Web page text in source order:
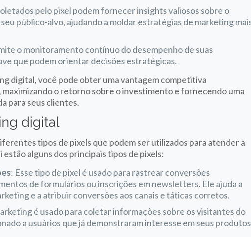
pelo pixel podem fornecer insights valiosos sobre o
público-alvo, ajudando a moldar estratégias de marketing
o monitoramento contínuo do desempenho de suas
que podem orientar decisões estratégicas.
digital, você pode obter uma vantagem competitiva
o retorno sobre o investimento e fornecendo uma
para seus clientes.
digital
tipos de pixels que podem ser utilizados para atender a
alguns dos principais tipos de pixels:
: Esse tipo de pixel é usado para rastrear conversões
de formulários ou inscrições em newsletters. Ele ajuda a
e a atribuir conversões aos canais e táticas corretos.
é usado para coletar informações sobre os visitantes do
a usuários que já demonstraram interesse em seus produtos